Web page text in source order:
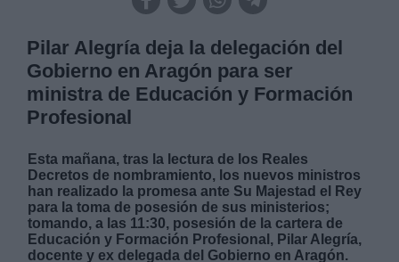
Pilar Alegría deja la delegación del
Gobierno en Aragón para ser
ministra de Educación y Formación
Profesional
Esta mañana, tras la lectura de los Reales
Decretos de nombramiento, los nuevos ministros
han realizado la promesa ante Su Majestad el Rey
para la toma de posesión de sus ministerios;
tomando, a las 11:30, posesión de la cartera de
Educación y Formación Profesional, Pilar Alegría,
docente y ex delegada del Gobierno en Aragón.